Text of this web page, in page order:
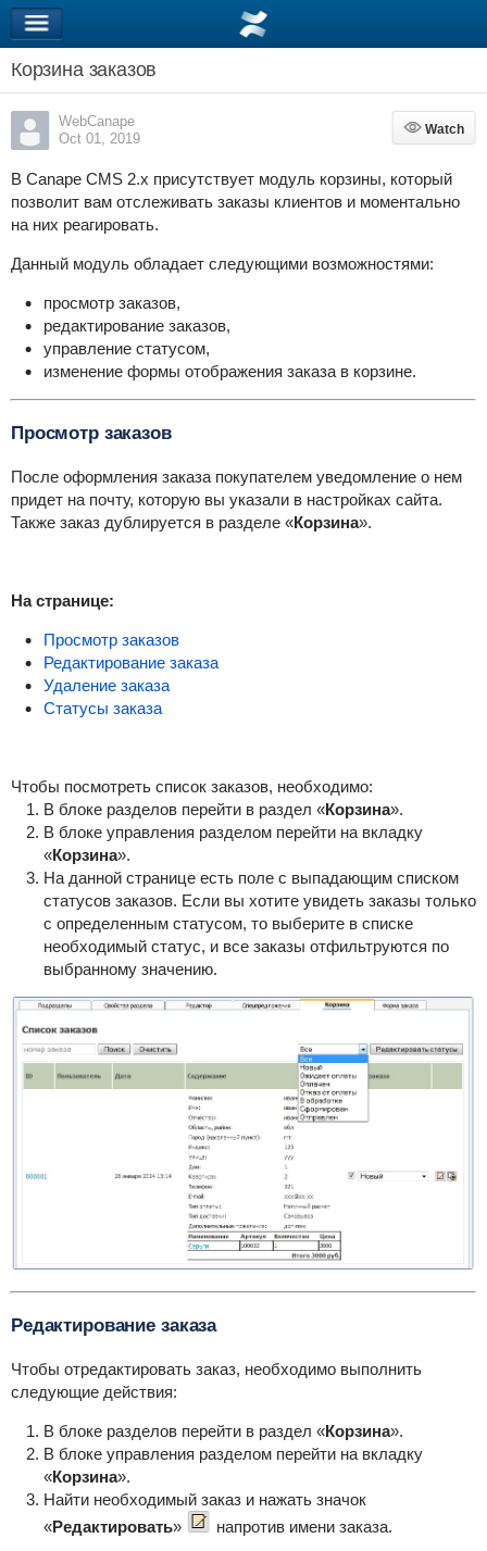
Корзина заказов
WebCanape
Oct 01, 2019
Watch
Watch
В Canape CMS 2.x присутствует модуль корзины, который
позволит вам отслеживать заказы клиентов и моментально
на них реагировать.
Данный модуль обладает следующими возможностями:
просмотр заказов,
редактирование заказов,
управление статусом,
изменение формы отображения заказа в корзине.
Просмотр заказов
После оформления заказа покупателем уведомление о нем
придет на почту, которую вы указали в настройках сайта.
Также заказ дублируется в разделе «Корзина».
На странице:
Просмотр заказов
Редактирование заказа
Удаление заказа
Статусы заказа
Чтобы посмотреть список заказов, необходимо:
В блоке разделов перейти в раздел «Корзина».
В блоке управления разделом перейти на вкладку
«Корзина».
На данной странице есть поле с выпадающим списком
статусов заказов. Если вы хотите увидеть заказы только
с определенным статусом, то выберите в списке
необходимый статус, и все заказы отфильтруются по
выбранному значению.
Редактирование заказа
Чтобы отредактировать заказ, необходимо выполнить
следующие действия:
В блоке разделов перейти в раздел «Корзина».
В блоке управления разделом перейти на вкладку
«Корзина».
Найти необходимый заказ и нажать значок
«Редактировать» напротив имени заказа.